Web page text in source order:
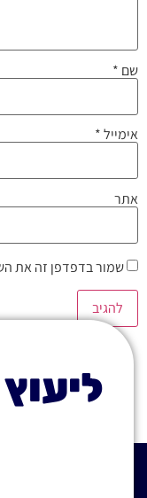
שם *
אימייל*
אתר
שמור בדפדפן זה את